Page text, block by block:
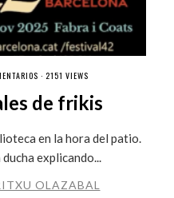
· 2151 VIEWS
de frikis
en la hora del patio.
explicando...
OLAZABAL